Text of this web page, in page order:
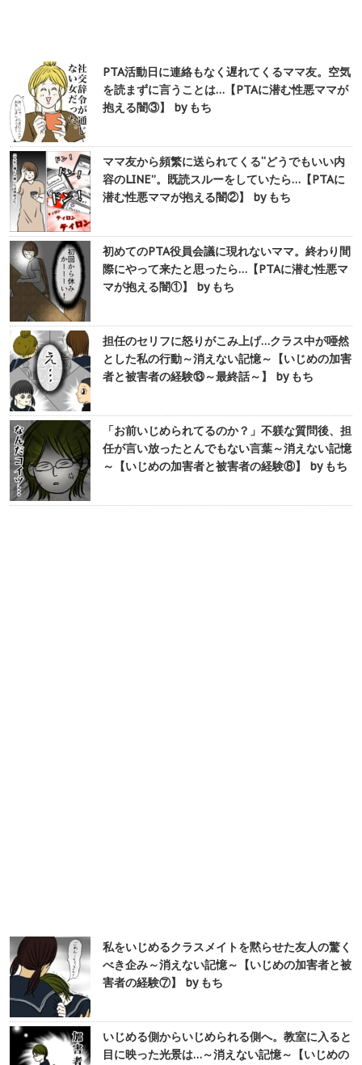
PTA活動日に連絡もなく遅れてくるママ友。空気
を読まずに言うことは…【PTAに潜む性悪ママが
抱える闇③】 by もち
ママ友から頻繁に送られてくる“どうでもいい内
容のLINE”。既読スルーをしていたら…【PTAに
潜む性悪ママが抱える闇②】 by もち
初めてのPTA役員会議に現れないママ。終わり間
際にやって来たと思ったら…【PTAに潜む性悪マ
マが抱える闇①】 by もち
担任のセリフに怒りがこみ上げ…クラス中が唖然
とした私の行動～消えない記憶～【いじめの加害
者と被害者の経験⑬～最終話～】 by もち
「お前いじめられてるのか？」不躾な質問後、担
任が言い放ったとんでもない言葉～消えない記憶
～【いじめの加害者と被害者の経験⑧】 by もち
私をいじめるクラスメイトを黙らせた友人の驚く
べき企み～消えない記憶～【いじめの加害者と被
害者の経験⑦】 by もち
いじめる側からいじめられる側へ。教室に入ると
目に映った光景は…～消えない記憶～【いじめの